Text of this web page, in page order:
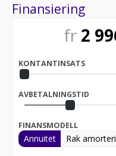
Finansiering
fr 2
KONTANTINSATS
AVBETALNINGSTID
FINANSMODELL
Annuitet Rak